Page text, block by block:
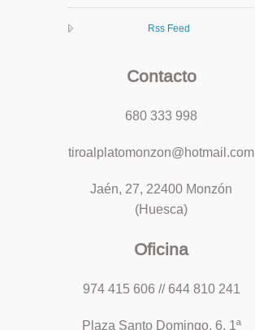
Rss Feed
Contacto
680 333 998
tiroalplatomonzon@hotmail.com
Jaén, 27, 22400 Monzón
(Huesca)
Oficina
974 415 606 // 644 810 241
Plaza Santo Domingo, 6, 1ª